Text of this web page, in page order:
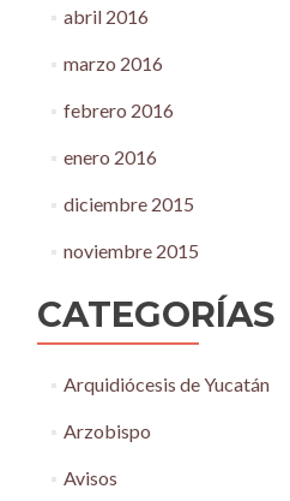
abril 2016
marzo 2016
febrero 2016
enero 2016
diciembre 2015
noviembre 2015
CATEGORÍAS
Arquidiócesis de Yucatán
Arzobispo
Avisos